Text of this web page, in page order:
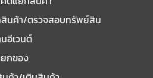
นค้า/ตรวจสอบทรัพย์สิน
อีเวนต์
กของ